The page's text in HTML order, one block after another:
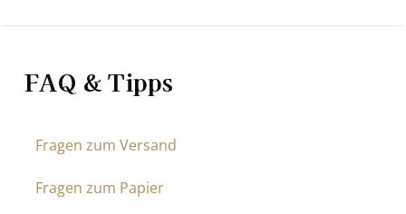
FAQ & Tipps
Fragen zum Versand
Fragen zum Papier